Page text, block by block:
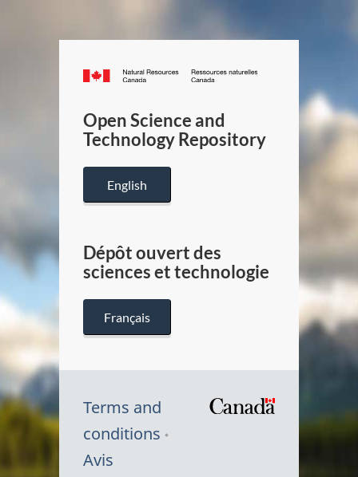
Canada.ca
/
Canada
Open Science and
Technology Repository
English
Dépôt ouvert des
sciences et technologie
Français
Terms and
conditions
Avis
Symbole